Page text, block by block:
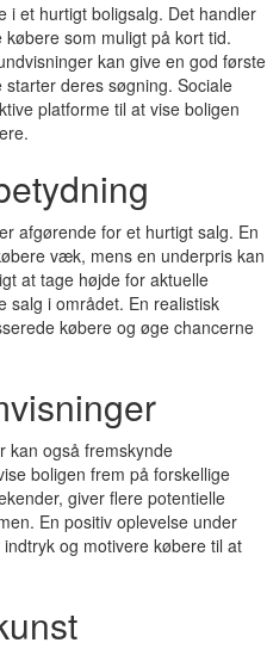
i et hurtigt boligsalg. Det handler
som muligt på kort tid.
kan give en god første
deres søgning. Sociale
platforme til at vise boligen
afgørende for et hurtigt salg. En
væk, mens en underpris kan
at tage højde for aktuelle
salg i området. En realistisk
købere og øge chancerne
kan også fremskynde
boligen frem på forskellige
giver flere potentielle
En positiv oplevelse under
og motivere købere til at